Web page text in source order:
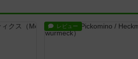
レビュー